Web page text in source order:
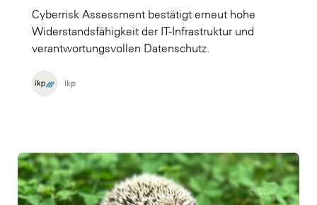
Cyberrisk Assessment bestätigt erneut hohe
Widerstandsfähigkeit der IT-Infrastruktur und
verantwortungsvollen Datenschutz.
ikp